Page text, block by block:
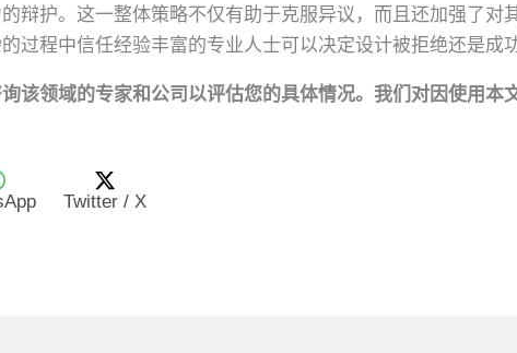
辩护。这一整体策略不仅有助于克服异议，而且还加强了对
过程中信任经验丰富的专业人士可以决定设计被拒绝还是成
该领域的专家和公司以评估您的具体情况。我们对因使用本
Twitter / X